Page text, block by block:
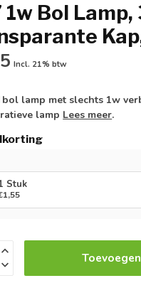
1w Bol
Incl. 21% btw
bol lamp met slechts 1w
lamp Lees meer.
Stuk